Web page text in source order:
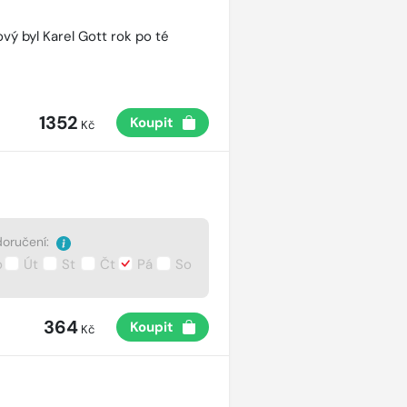
byl Karel Gott rok po té
1352 Kč Koupit
Út St Čt Pá So
364Kč Koupit